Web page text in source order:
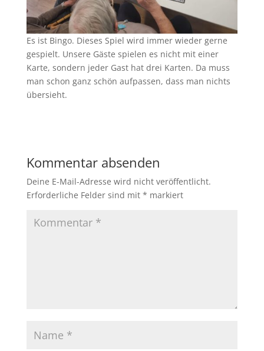
Es ist Bingo. Dieses Spiel wird immer wieder gerne
gespielt. Unsere Gäste spielen es nicht mit einer
Karte, sondern jeder Gast hat drei Karten. Da muss
man schon ganz schön aufpassen, dass man nichts
übersieht.
Kommentar absenden
Deine E-Mail-Adresse wird nicht veröffentlicht.
Erforderliche Felder sind mit * markiert